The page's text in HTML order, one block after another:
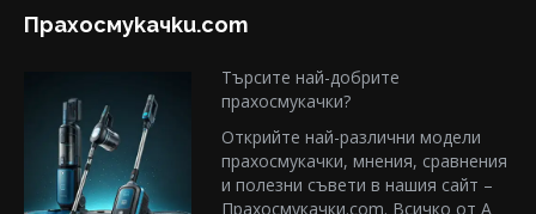
Прахосмукачки.com
Търсите най-добрите
прахосмукачки?
Открийте най-различни модели
прахосмукачки, мнения, сравнения
и полезни съвети в нашия сайт –
Прахосмукачки.com. Всичко от А